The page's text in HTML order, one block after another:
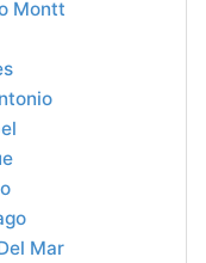
Montt
Mar